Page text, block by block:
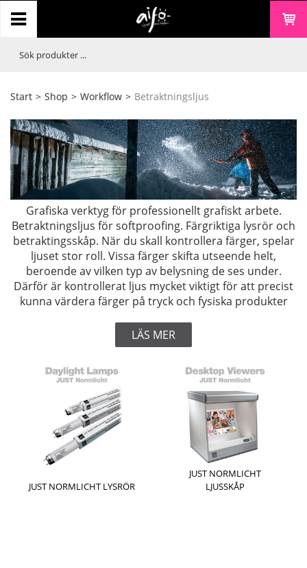
Start > Shop > Workflow > Betraktningsljus
Grafiska verktyg för professionellt grafiskt arbete.
Betraktningsljus för softproofing. Färgriktiga lysrör och
betraktingsskåp. När du skall kontrollera färger, spelar
ljuset stor roll. Vissa färger skifta utseende helt,
beroende av vilken typ av belysning de ses under.
Därför är kontrollerat ljus mycket viktigt för att precist
kunna värdera färger på tryck och fysiska produkter
LÄS MER
JUST NORMLICHT LYSRÖR
JUST NORMLICHT
LJUSSKÅP